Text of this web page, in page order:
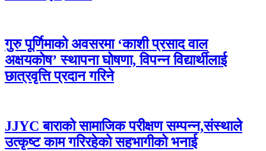
गुरु पूर्णिमाको अवसरमा ‘काशी प्रसाद वाल
अक्षयकोष’ स्थापना घोषणा, विपन्न विद्यार्थीलाई
छात्रवृत्ति प्रदान गरिने
JJYC बाराको सामाजिक परीक्षण सम्पन्न,संस्थाले
उत्कृष्ट काम गरिरहेको सहभागीको भनाई